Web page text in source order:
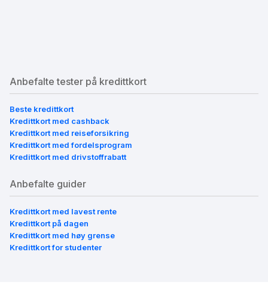
Anbefalte tester på kredittkort
Beste kredittkort
Kredittkort med cashback
Kredittkort med reiseforsikring
Kredittkort med fordelsprogram
Kredittkort med drivstoffrabatt
Anbefalte guider
Kredittkort med lavest rente
Kredittkort på dagen
Kredittkort med høy grense
Kredittkort for studenter